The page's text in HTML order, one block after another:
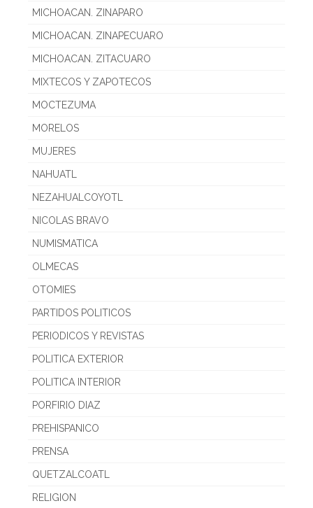
MICHOACAN. ZINAPARO
MICHOACAN. ZINAPECUARO
MICHOACAN. ZITACUARO
MIXTECOS Y ZAPOTECOS
MOCTEZUMA
MORELOS
MUJERES
NAHUATL
NEZAHUALCOYOTL
NICOLAS BRAVO
NUMISMATICA
OLMECAS
OTOMIES
PARTIDOS POLITICOS
PERIODICOS Y REVISTAS
POLITICA EXTERIOR
POLITICA INTERIOR
PORFIRIO DIAZ
PREHISPANICO
PRENSA
QUETZALCOATL
RELIGION